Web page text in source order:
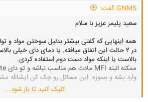
خیلی نامنظم باشند.دلیل ان چیست؟ راهکار حذف ان؟
GNMS گفت:
سعید پلیمر عزیز با سلام
همه اینهایی که گفتی بیشتر بدلیل سوختن مواد و
در 2 حالت این اتفاق میافته. یا دمای دای خیلی
بالاست یا اینکه مواد دست دوم استفاده کردی.
وارد بشه و بسوزه. این مسائل رو چک کن ایشالله
کلیک کنید تا باز شود...